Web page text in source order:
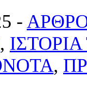
-
,
,